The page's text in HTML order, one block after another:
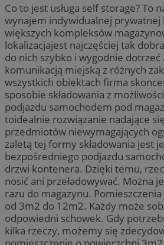
Co to jest usługa self storage? To
wynajem indywidualnej
większych kompleksów
lokalizacjajest najczęściej tak
do nich szybko i wygodnie
komunikacją miejską z różnych
wszystkich obiektach firma
sposobie składowania z
podjazdu samochodem pod
toidealnie rozwiązanie nadające
przedmiotów niewymagających
zaletą tej formy składowania jest
bezpośredniego podjazdu
drzwi kontenera. Dzięki temu,
nosić ani przeładowywać. Można
razu do magazynu.
od 3m2 do 12m2. Każdy może
odpowiedni schowek. Gdy
kilka rzeczy, możemy się